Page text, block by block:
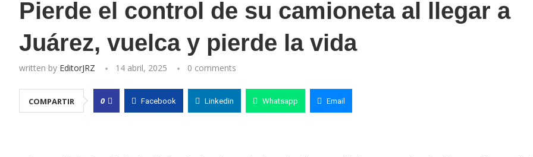
Pierde el control de su camioneta al llegar a
Juárez, vuelca y pierde la vida
written by EditorJRZ 14 abril, 2025 0 comments
COMPARTIR 0 Facebook Linkedin Whatsapp Email